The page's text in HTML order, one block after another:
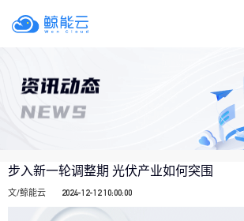
步入新一轮调整期 光伏产业如何突围
文/鲸能云 2024-12-12 10:00:00